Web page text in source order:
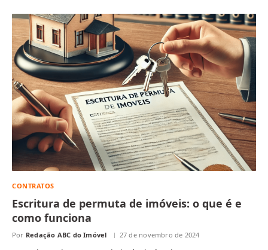
CONTRATOS
Escritura de permuta de imóveis: o que é e
como funciona
Por Redação ABC do Imóvel 27 de novembro de 2024